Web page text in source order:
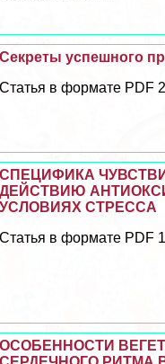
Секреты успешного
Статья в формате PDF
СПЕЦИФИКА
ДЕЙСТВИЮ
УСЛОВИЯХ СТРЕССА
Статья в формате PDF
ОСОБЕННОСТИ